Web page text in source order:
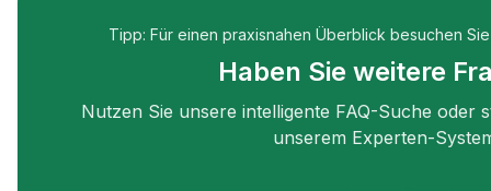
Tipp: Für einen praxisnahen Überblick besuchen
Haben Sie weitere
Nutzen Sie unsere intelligente FAQ-Suche oder
unserem Experten-